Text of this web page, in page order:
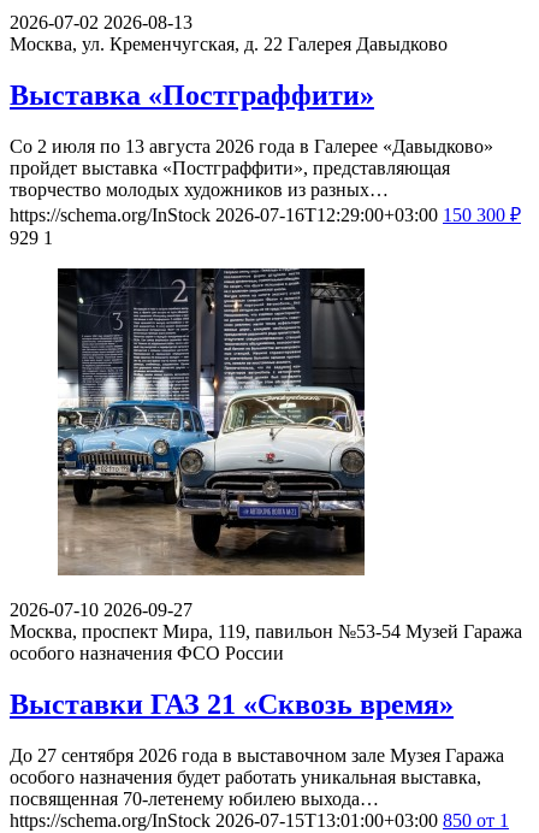
2026-07-02 2026-08-13
Москва, ул. Кременчугская, д. 22 Галерея Давыдково
Выставка «Постграффити»
Со 2 июля по 13 августа 2026 года в Галерее «Давыдково»
пройдет выставка «Постграффити», представляющая
творчество молодых художников из разных…
https://schema.org/InStock 2026-07-16T12:29:00+03:00 150 300 ₽
929 1
2026-07-10 2026-09-27
Москва, проспект Мира, 119, павильон №53-54 Музей Гаража
особого назначения ФСО России
Выставки ГАЗ 21 «Сквозь время»
До 27 сентября 2026 года в выставочном зале Музея Гаража
особого назначения будет работать уникальная выставка,
посвященная 70-летенему юбилею выхода…
https://schema.org/InStock 2026-07-15T13:01:00+03:00 850 от 1